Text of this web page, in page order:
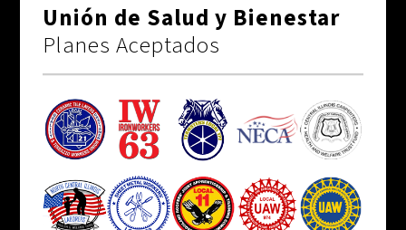
Unión de Salud y Bienestar
Planes Aceptados